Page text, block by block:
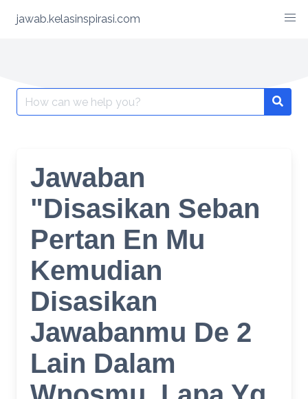
jawab.kelasinspirasi.com
Search
for:
Jawaban
"Disasikan Seban
Pertan En Mu
Kemudian
Disasikan
Jawabanmu De 2
Lain Dalam